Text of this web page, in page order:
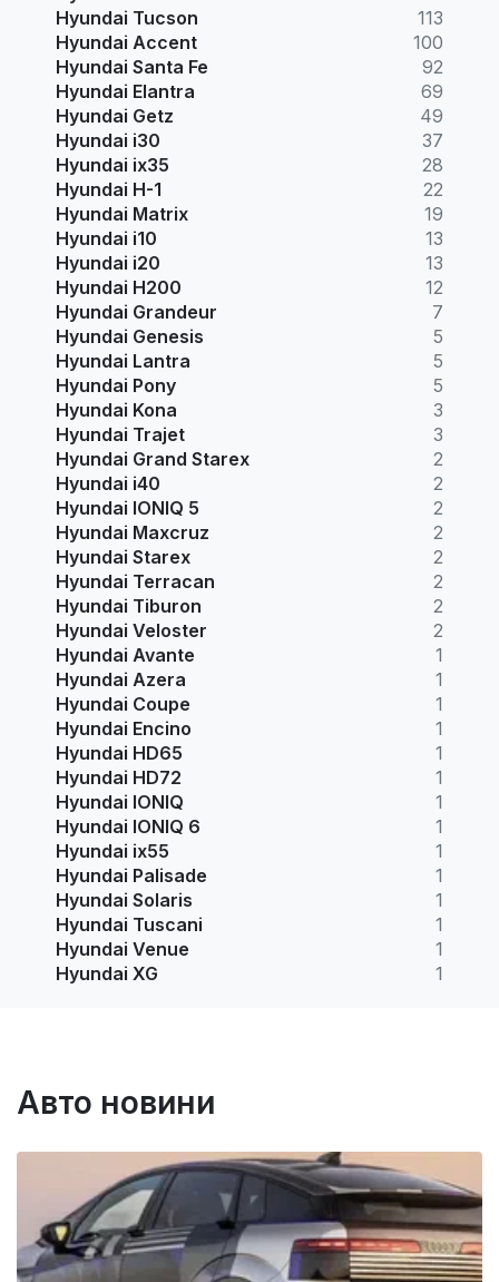
Hyundai Tucson
113
Hyundai Accent
100
Hyundai Santa Fe
92
Hyundai Elantra
69
Hyundai Getz
49
Hyundai i30
37
Hyundai ix35
28
Hyundai H-1
22
Hyundai Matrix
19
Hyundai i10
13
Hyundai i20
13
Hyundai H200
12
Hyundai Grandeur
7
Hyundai Genesis
5
Hyundai Lantra
5
Hyundai Pony
5
Hyundai Kona
3
Hyundai Trajet
3
Hyundai Grand Starex
2
Hyundai i40
2
Hyundai IONIQ 5
2
Hyundai Maxcruz
2
Hyundai Starex
2
Hyundai Terracan
2
Hyundai Tiburon
2
Hyundai Veloster
2
Hyundai Avante
1
Hyundai Azera
1
Hyundai Coupe
1
Hyundai Encino
1
Hyundai HD65
1
Hyundai HD72
1
Hyundai IONIQ
1
Hyundai IONIQ 6
1
Hyundai ix55
1
Hyundai Palisade
1
Hyundai Solaris
1
Hyundai Tuscani
1
Hyundai Venue
1
Hyundai XG
1
Авто новини